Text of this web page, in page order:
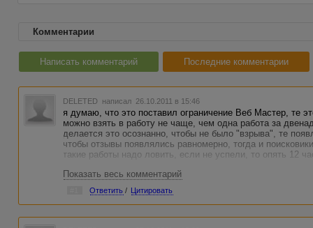
Комментарии
Написать комментарий Последние комментарии
DELETED написал 26.10.2011 в 15:46
я думаю, что это поставил ограничение Веб Мастер, те
можно взять в работу не чаще, чем одна работа за
делается это осознанно, чтобы не было "взрыва", те
чтобы отзывы появлялись равномерно, тогда и
такие работы надо ловить, если не успели, то опять 12
Показать весь комментарий
Ответить / Цитировать